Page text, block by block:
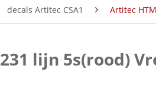
decals Artitec CSA1 Artitec
lijn 5s(rood)